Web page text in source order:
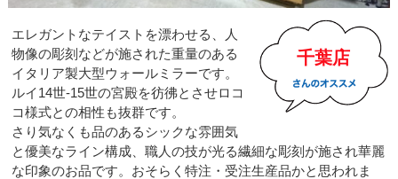
千葉店
エレガントなテイストを漂わせる、人
物像の彫刻などが施された重量のある
イタリア製大型ウォールミラーです。
ルイ14世-15世の宮殿を彷彿とさせロコ
コ様式との相性も抜群です。
さり気なくも品のあるシックな雰囲気
と優美なライン構成、職人の技が光る繊細な彫刻が施され華麗
な印象のお品です。おそらく特注・受注生産品かと思われま